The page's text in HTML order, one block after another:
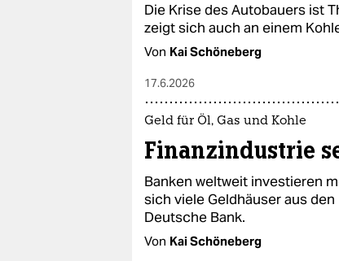
Die Krise des Autobauers ist
zeigt sich auch an einem
Von Kai Schöneberg
17.6.2026
Geld für Öl, Gas und Kohle
Finanzindustrie
Banken weltweit investieren
sich viele Geldhäuser aus
Deutsche Bank.
Von Kai Schöneberg